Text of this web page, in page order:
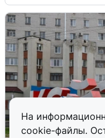
На
cookie-файлы.